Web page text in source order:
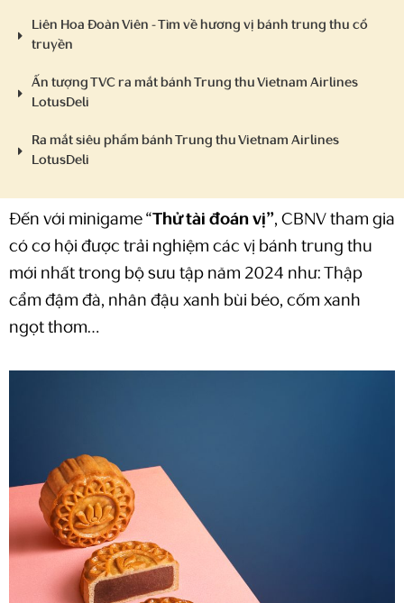
Liên Hoa Đoàn Viên - Tìm về hương vị bánh trung thu cổ
truyền
Ấn tượng TVC ra mắt bánh Trung thu Vietnam Airlines
LotusDeli
Ra mắt siêu phẩm bánh Trung thu Vietnam Airlines
LotusDeli
Đến với minigame “Thử tài đoán vị”, CBNV tham gia
có cơ hội được trải nghiệm các vị bánh trung thu
mới nhất trong bộ sưu tập năm 2024 như: Thập
cẩm đậm đà, nhân đậu xanh bùi béo, cốm xanh
ngọt thơm…